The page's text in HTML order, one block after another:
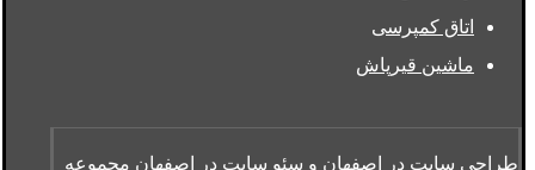
اتاق کمپرسی
ماشین قیرپاش
طراحی سایت در اصفهان و سئو سایت در اصفهان مجموعه